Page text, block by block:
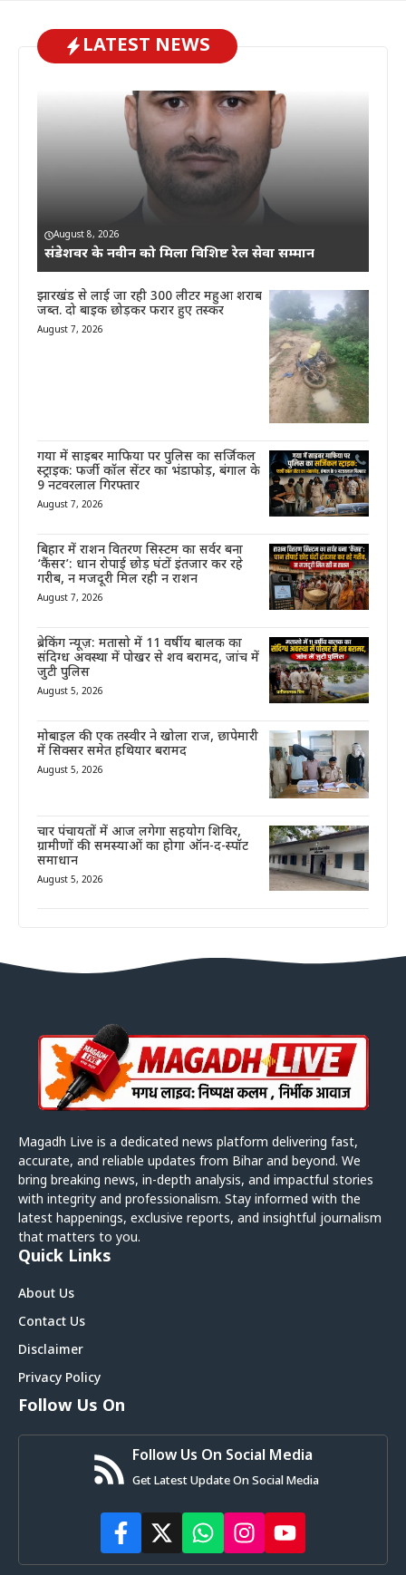
LATEST NEWS
August 8, 2026
संडेशवर के नवीन को मिला विशिष्ट रेल सेवा सम्मान
झारखंड से लाई जा रही 300 लीटर महुआ शराब
जब्त. दो बाइक छोड़कर फरार हुए तस्कर
August 7, 2026
गया में साइबर माफिया पर पुलिस का सर्जिकल
स्ट्राइक: फर्जी कॉल सेंटर का भंडाफोड़, बंगाल के
9 नटवरलाल गिरफ्तार
August 7, 2026
बिहार में राशन वितरण सिस्टम का सर्वर बना
‘कैंसर’: धान रोपाई छोड़ घंटों इंतजार कर रहे
गरीब, न मजदूरी मिल रही न राशन
August 7, 2026
ब्रेकिंग न्यूज़: मतासो में 11 वर्षीय बालक का
संदिग्ध अवस्था में पोखर से शव बरामद, जांच में
जुटी पुलिस
August 5, 2026
मोबाइल की एक तस्वीर ने खोला राज, छापेमारी
में सिक्सर समेत हथियार बरामद
August 5, 2026
चार पंचायतों में आज लगेगा सहयोग शिविर,
ग्रामीणों की समस्याओं का होगा ऑन-द-स्पॉट
समाधान
August 5, 2026
Magadh Live is a dedicated news platform delivering fast,
accurate, and reliable updates from Bihar and beyond. We
bring breaking news, in-depth analysis, and impactful stories
with integrity and professionalism. Stay informed with the
latest happenings, exclusive reports, and insightful journalism
that matters to you.
Quick Links
About Us
Contact Us
Disclaimer
Privacy Policy
Follow Us On
Follow Us On Social Media
Get Latest Update On Social Media